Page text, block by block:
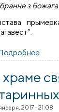
з Божага
храме
2017 - 21:08